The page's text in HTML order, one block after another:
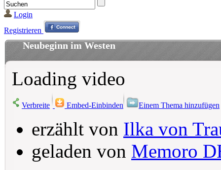
Login
Registrieren
Neubeginn im Westen
Loading video
Verbreite Embed-Einbinden Einem Thema hinzufügen
erzählt von Ilka von
geladen von Memoro